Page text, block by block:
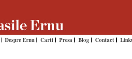
Despre Ernu Carti Presa Blog Contact